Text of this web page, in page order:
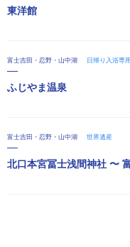
東洋館
富士吉田・忍野・山中湖 日帰り入浴専
ふじやま温泉
富士吉田・忍野・山中湖 世界遺産
北口本宮冨士浅間神社 〜